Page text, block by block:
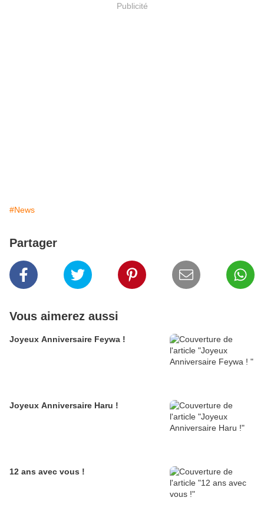
Publicité
#News
Partager
Vous aimerez aussi
Joyeux Anniversaire Feywa !
Joyeux Anniversaire Haru !
12 ans avec vous !